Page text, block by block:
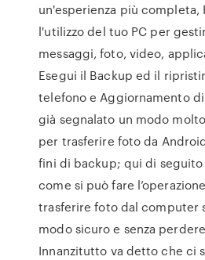
un'esperienza più completa,
l'utilizzo del tuo PC per
messaggi, foto, video,
Esegui il Backup ed il
telefono e Aggiornamento
già segnalato un modo
per trasferire foto da
fini di backup; qui di
come si può fare
trasferire foto dal computer
modo sicuro e senza
Innanzitutto va detto che ci